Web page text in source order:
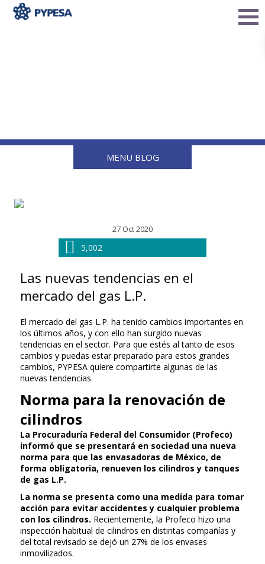
MENU BLOG
27 Oct 2020
5,002
Las nuevas tendencias en el
mercado del gas L.P.
El mercado del gas L.P. ha tenido cambios importantes en
los últimos años, y con ello han surgido nuevas
tendencias en el sector. Para que estés al tanto de esos
cambios y puedas estar preparado para estos grandes
cambios, PYPESA quiere compartirte algunas de las
nuevas tendencias.
Norma para la renovación de
cilindros
La Procuraduría Federal del Consumidor (Profeco)
informó que se presentará en sociedad una nueva
norma para que las envasadoras de México, de
forma obligatoria, renueven los cilindros y tanques
de gas L.P.
La norma se presenta como una medida para tomar
acción para evitar accidentes y cualquier problema
con los cilindros. Recientemente, la Profeco hizo una
inspección habitual de cilindros en distintas compañías y
del total revisado se dejó un 27% de los envases
inmovilizados.